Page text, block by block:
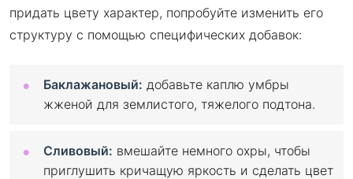
придать цвету характер, попробуйте изменить его
структуру с помощью специфических добавок:
Баклажановый: добавьте каплю умбры
жженой для землистого, тяжелого подтона.
Сливовый: вмешайте немного охры, чтобы
приглушить кричащую яркость и сделать цвет